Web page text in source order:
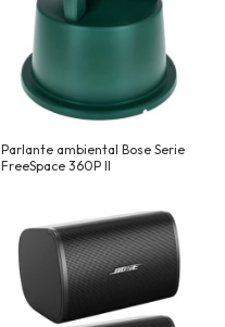
Parlante ambiental Bose Serie
FreeSpace 360P II